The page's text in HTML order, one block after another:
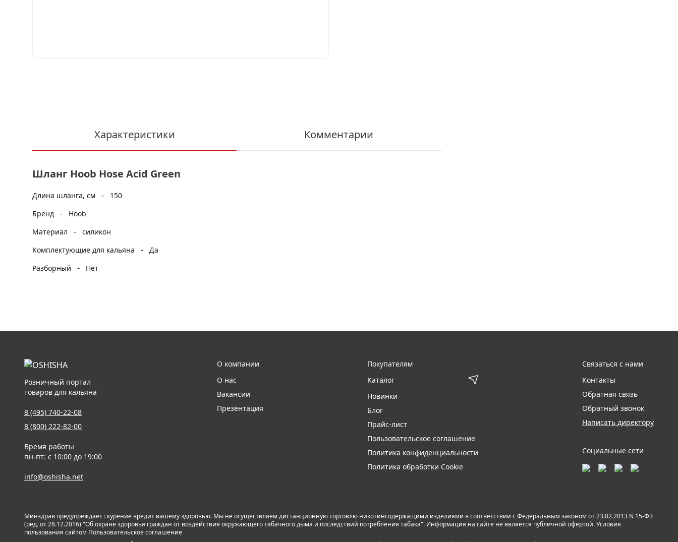
Характеристики Комментарии
Шланг Hoob Hose Acid Green
Длина шланга, см -
150
Бренд
-
Hoob
Материал
- силикон
Комплектующие для кальяна
- Да
Разборный
- Нет
Розничный портал
товаров для кальяна
8 (495) 740-22-08
8 (800) 222-82-00
Время работы
пн-пт: с 10:00 до 19:00
info@oshisha.net
О компании
О нас
Вакансии
Презентация
Покупателям
Каталог
Новинки
Блог
Прайс-лист
Пользовательское соглашение
Политика конфиденциальности
Политика обработки Cookie
Связаться с нами
Контакты
Обратная связь
Обратный звонок
Написать директору
Социальные сети
Минздрав предупреждает : курение вредит вашему здоровью. Мы не осуществляем дистанционную торговлю никотинсодержащими изделиями в соответствии с Федеральным законом от 23.02.2013 N 15-ФЗ
(ред. от 28.12.2016) "Об охране здоровья граждан от воздействия окружающего табачного дыма и последствий потребления табака". Информация на сайте не является публичной офертой. Условия
пользования сайтом Пользовательское соглашение